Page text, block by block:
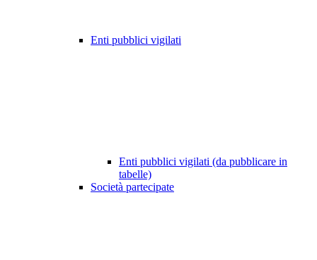
Enti pubblici vigilati
Enti pubblici vigilati (da pubblicare in
tabelle)
Società partecipate